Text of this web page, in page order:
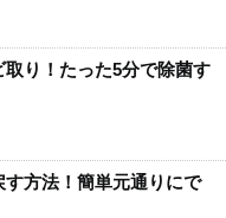
り！たった5分で除菌す
方法！簡単元通りにで